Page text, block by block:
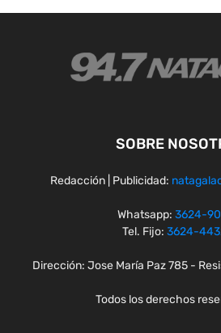
SOBRE
Redacción | Publicidad:
Whatsapp: 3624-
Tel. Fijo: 3624-
Dirección: Jose María Paz 785 -
Todos los derechos